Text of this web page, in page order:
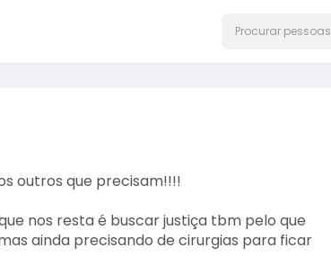
outros que precisam!!!!
nos resta é buscar justiça tbm pelo que
ainda precisando de cirurgias para ficar